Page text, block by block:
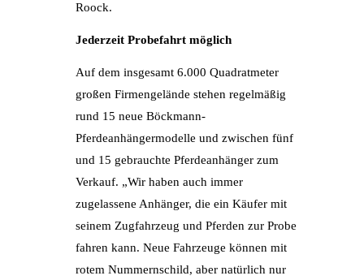
Roock.
Jederzeit Probefahrt möglich
Auf dem insgesamt 6.000 Quadratmeter
großen Firmengelände stehen regelmäßig
rund 15 neue Böckmann-
Pferdeanhängermodelle und zwischen fünf
und 15 gebrauchte Pferdeanhänger zum
Verkauf. „Wir haben auch immer
zugelassene Anhänger, die ein Käufer mit
seinem Zugfahrzeug und Pferden zur Probe
fahren kann. Neue Fahrzeuge können mit
rotem Nummernschild, aber natürlich nur